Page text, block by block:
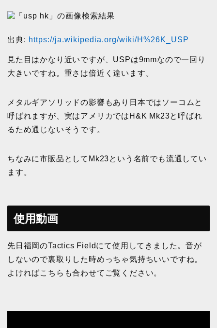
出典: https://ja.wikipedia.org/wiki/H%26K_USP
見た目はかなり近いですが、USPは9mmなので一回り
大きいですね。重さは倍近く違います。
メタルギアソリッドの影響もあり日本ではソーコムと
呼ばれますが、実はアメリカではH&K Mk23と呼ばれ
るため通じないそうです。
ちなみに市販品としてMk23という名前でも流通してい
ます。
使用動画
先日福岡のTactics Fieldにて使用してきました。音が
しないので裏取りした時めっちゃ気持ちいいですね。
よければこちらも合わせてご覧ください。